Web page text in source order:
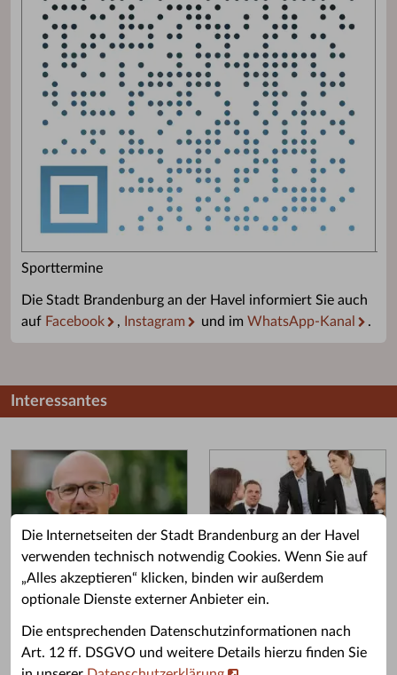
Die Internetseiten der Stadt Brandenburg an der Havel
verwenden technisch notwendig Cookies. Wenn Sie auf
„Alles akzeptieren“ klicken, binden wir außerdem
optionale Dienste externer Anbieter ein.
Die entsprechenden Datenschutzinformationen nach
Art. 12 ff. DSGVO und weitere Details hierzu finden Sie
Sporttermine
Die Stadt Brandenburg an der Havel informiert Sie auch
auf Facebook , Instagram und im WhatsApp-Kanal .
Interessantes
Grußwort des OB